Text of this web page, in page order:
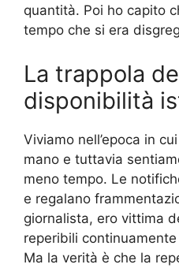
quantità. Poi ho capito
tempo che si era
La trappola
disponibilità
Viviamo nell’epoca in
mano e tuttavia
meno tempo. Le
e regalano
giornalista, ero vittima
reperibili
Ma la verità è che la